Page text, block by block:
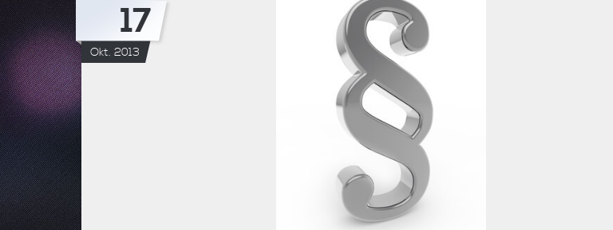
17
Okt. 2013